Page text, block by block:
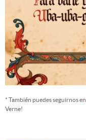
* También puedes seguirnos en
Verne!